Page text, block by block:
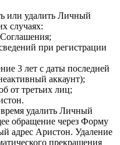
или удалить Личный
случаях:
при регистрации
3 лет с даты последней
аккаунт);
от третьих лиц;
удалить Личный
обращение через Форму
адрес Аристон. Удаление
прекращения